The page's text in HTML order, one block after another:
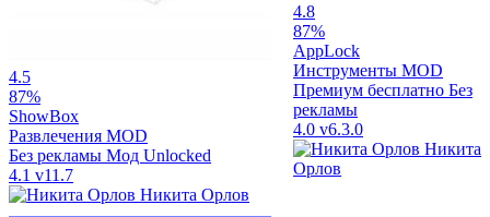
4.5
87%
ShowBox
Развлечения MOD
Без рекламы Мод Unlocked
4.1 v11.7
Никита Орлов
4.8
87%
AppLock
Инструменты MOD
Премиум бесплатно Без
рекламы
4.0 v6.3.0
Никита
Орлов